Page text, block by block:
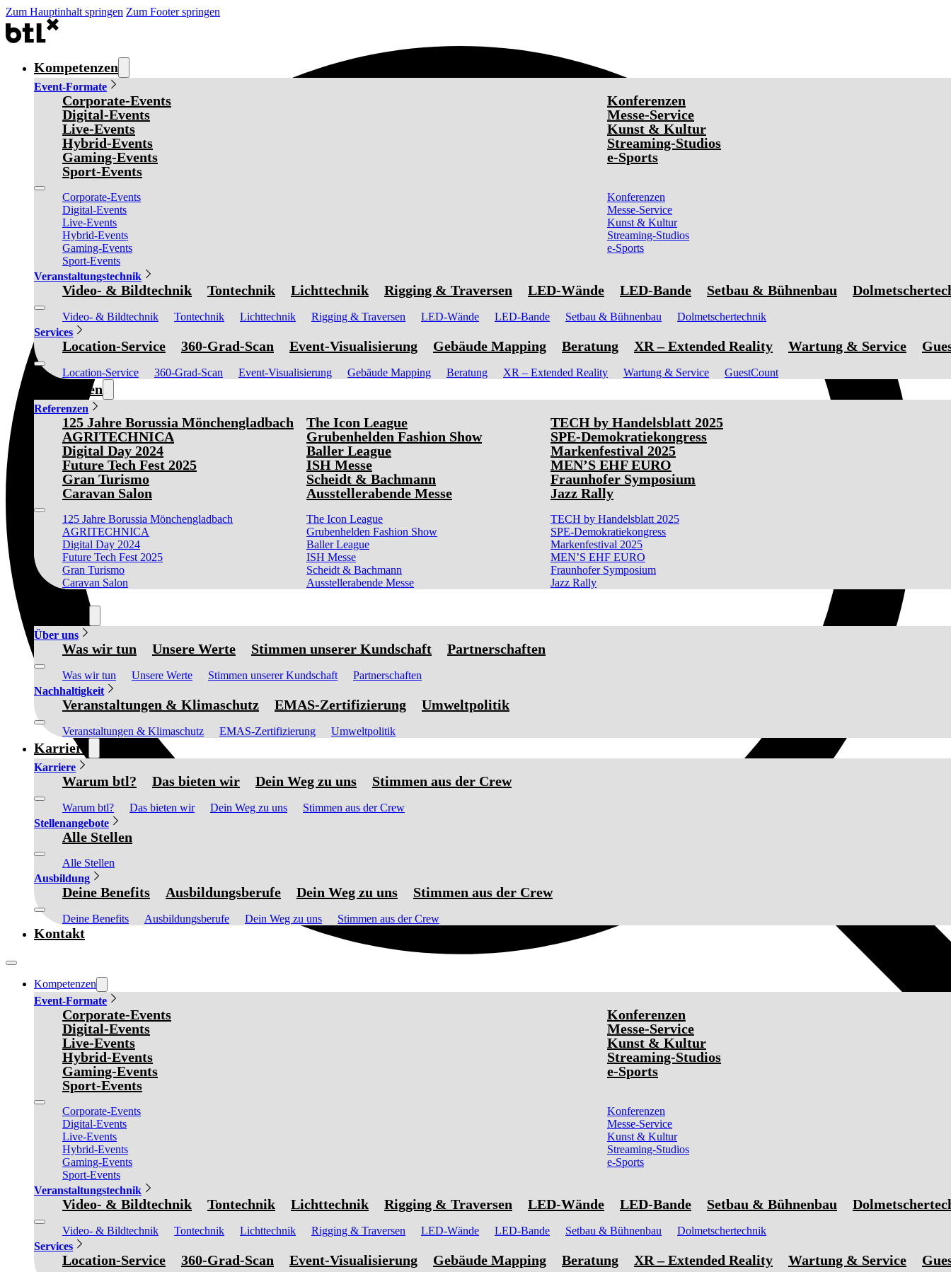
Zum Hauptinhalt springen Zum Footer springen
Kompetenzen
Event-Formate
Corporate-Events
Konferenzen
Digital-Events
Messe-Service
Live-Events
Kunst & Kultur
Hybrid-Events
Streaming-Studios
Gaming-Events
e-Sports
Sport-Events
Corporate-Events
Konferenzen
Digital-Events
Messe-Service
Live-Events
Kunst & Kultur
Hybrid-Events
Streaming-Studios
Gaming-Events
e-Sports
Sport-Events
Veranstaltungstechnik
Video- & Bildtechnik Tontechnik Lichttechnik Rigging & Traversen LED-Wände LED-Bande Setbau & Bühnenbau
Video- & Bildtechnik Tontechnik Lichttechnik Rigging & Traversen LED-Wände LED-Bande Setbau & Bühnenbau
Dolmetschertechnik
Services
Location-Service 360-Grad-Scan Event-Visualisierung Gebäude Mapping Beratung XR – Extended Reality Wartung & Service
Location-Service 360-Grad-Scan Event-Visualisierung Gebäude Mapping Beratung XR – Extended Reality Wartung & Service GuestCount
Referenzen
Referenzen
125 Jahre Borussia Mönchengladbach The Icon League
TECH by Handelsblatt 2025
AGRITECHNICA
Grubenhelden Fashion Show
SPE-Demokratiekongress
Digital Day 2024
Baller League
Markenfestival 2025
Future Tech Fest 2025
ISH Messe
MEN’S EHF EURO
Gran Turismo
Scheidt & Bachmann
Fraunhofer Symposium
Caravan Salon
Ausstellerabende Messe Jazz Rally
125 Jahre Borussia Mönchengladbach The Icon League
TECH by Handelsblatt 2025
AGRITECHNICA
Grubenhelden Fashion Show
SPE-Demokratiekongress
Digital Day 2024
Baller League
Markenfestival 2025
Future Tech Fest 2025
ISH Messe
MEN’S EHF EURO
Gran Turismo
Scheidt & Bachmann
Fraunhofer Symposium
Caravan Salon
Ausstellerabende Messe Jazz Rally
Über uns
Was wir tun Unsere Werte Stimmen unserer Kundschaft Partnerschaften
Was wir tun Unsere Werte Stimmen unserer Kundschaft
Partnerschaften
Nachhaltigkeit
Veranstaltungen & Klimaschutz EMAS-Zertifizierung Umweltpolitik
Veranstaltungen & Klimaschutz EMAS-Zertifizierung Umweltpolitik
Karriere
Karriere
Warum btl? Das bieten wir Dein Weg zu uns Stimmen aus der Crew
Warum btl? Das bieten wir Dein Weg zu uns
Stimmen aus der Crew
Stellenangebote
Alle Stellen
Alle Stellen
Ausbildung
Deine Benefits Ausbildungsberufe Dein Weg zu uns Stimmen aus der Crew
Deine Benefits Ausbildungsberufe Dein Weg zu uns Stimmen aus der Crew
Kontakt
Kompetenzen
Event-Formate
Corporate-Events
Konferenzen
Digital-Events
Messe-Service
Live-Events
Kunst & Kultur
Hybrid-Events
Streaming-Studios
Gaming-Events
e-Sports
Sport-Events
Corporate-Events
Konferenzen
Digital-Events
Messe-Service
Live-Events
Kunst & Kultur
Hybrid-Events
Streaming-Studios
Gaming-Events
e-Sports
Sport-Events
Veranstaltungstechnik
Video- & Bildtechnik Tontechnik Lichttechnik Rigging & Traversen LED-Wände LED-Bande Setbau & Bühnenbau
Video- & Bildtechnik Tontechnik Lichttechnik Rigging & Traversen LED-Wände LED-Bande Setbau & Bühnenbau
Dolmetschertechnik
Services
Location-Service 360-Grad-Scan Event-Visualisierung Gebäude Mapping Beratung XR – Extended Reality Wartung & Service